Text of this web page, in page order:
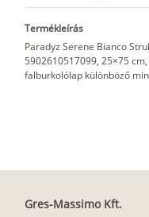
Termékleírás
Paradyz Serene Bianco
5902610517099, 25×75
falburkolólap különböző
Gres-Massimo Kft.